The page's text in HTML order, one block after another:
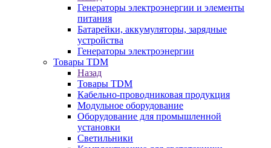
Генераторы электроэнергии и элементы
питания
Батарейки, аккумуляторы, зарядные
устройства
Генераторы электроэнергии
Товары TDM
Назад
Товары TDM
Кабельно-проводниковая продукция
Модульное оборудование
Оборудование для промышленной
установки
Светильники